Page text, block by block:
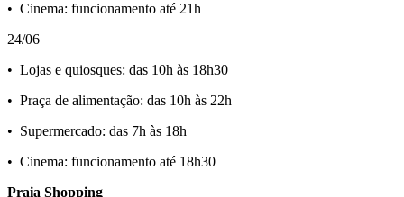
•⁠ ⁠Cinema: funcionamento até 21h
24/06
•⁠ ⁠Lojas e quiosques: das 10h às 18h30
•⁠ ⁠Praça de alimentação: das 10h às 22h
•⁠ ⁠Supermercado: das 7h às 18h
•⁠ ⁠Cinema: funcionamento até 18h30
Praia Shopping